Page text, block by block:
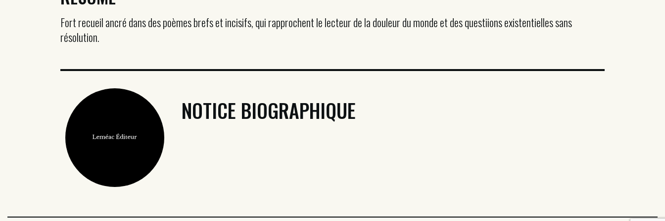
Fort recueil ancré dans des poèmes brefs et incisifs, qui rapprochent le lecteur de la douleur du monde et des questiions existentielles sans
résolution.
NOTICE BIOGRAPHIQUE